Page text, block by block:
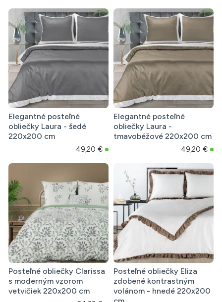
Elegantné posteľné
obliečky Laura - šedé
220x200 cm
49,20 €
Elegantné posteľné
obliečky Laura -
tmavobéžové 220x200 cm
49,20 €
Posteľné obliečky Clarissa
s moderným vzorom
vetvičiek 220x200 cm
Posteľné obliečky Eliza
zdobené kontrastným
volánom - hnedé 220x200